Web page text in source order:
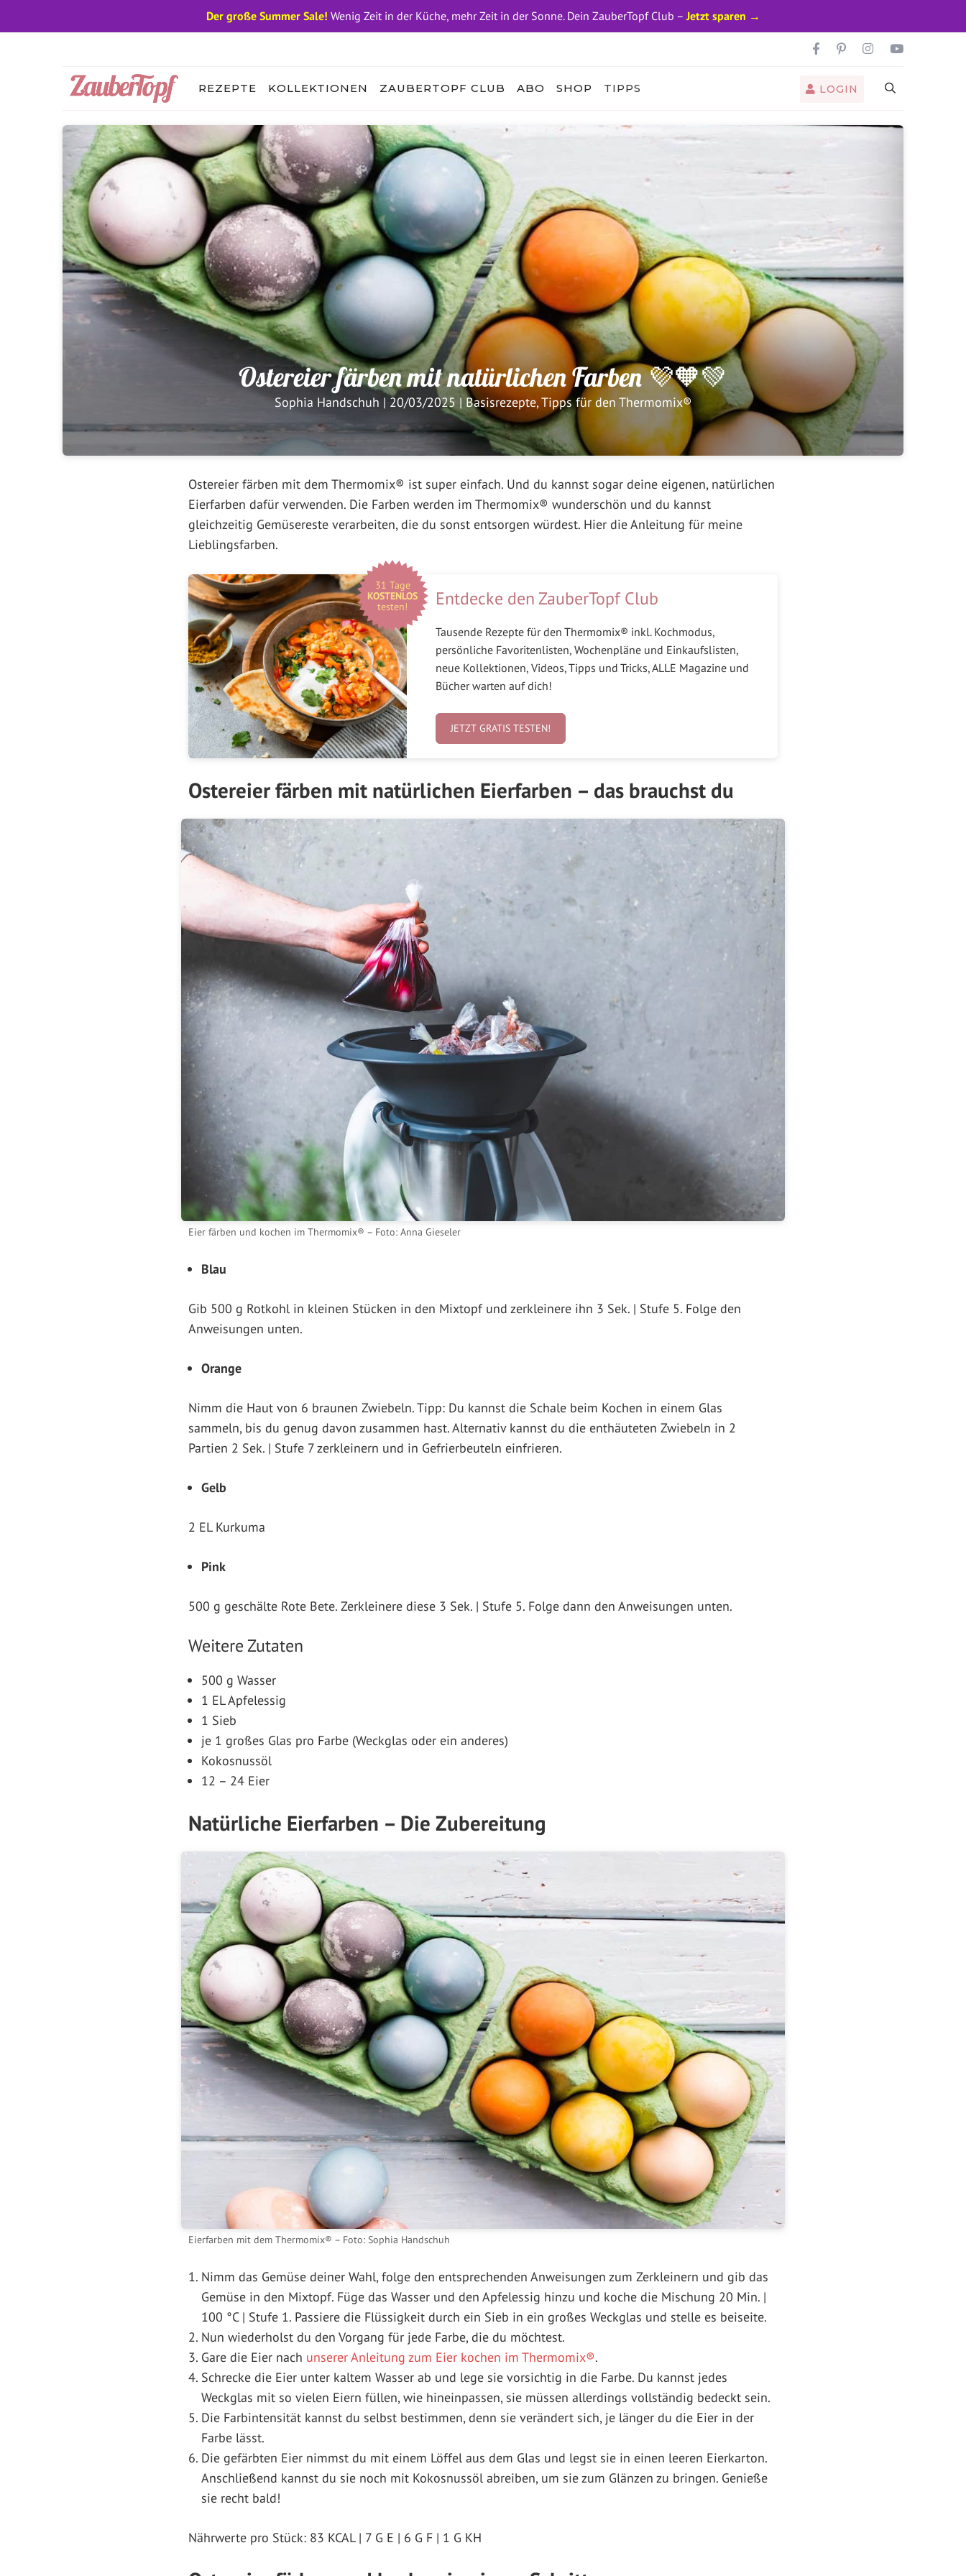
REZEPTE KOLLEKTIONEN ZAUBERTOPF CLUB ABO SHOP TIPPS LOGIN
Ostereier färben mit natürlichen Farben 💜🧡💚
Sophia Handschuh | 20/03/2025 | Basisrezepte,Tipps für den Thermomix®
Ostereier färben mit dem Thermomix® ist super einfach. Und du kannst sogar deine eigenen, natürlichen
Eierfarben dafür verwenden. Die Farben werden im Thermomix® wunderschön und du kannst
gleichzeitig Gemüsereste verarbeiten, die du sonst entsorgen würdest. Hier die Anleitung für meine
Lieblingsfarben.
31 Tage
KOSTENLOS
testen!
Entdecke den ZauberTopf Club
Tausende Rezepte für den Thermomix® inkl. Kochmodus,
persönliche Favoritenlisten, Wochenpläne und Einkaufslisten,
neue Kollektionen, Videos, Tipps und Tricks, ALLE Magazine und
Bücher warten auf dich!
JETZT GRATIS TESTEN!
Ostereier färben mit natürlichen Eierfarben – das brauchst du
Eier färben und kochen im Thermomix® – Foto: Anna Gieseler
Blau
Gib 500 g Rotkohl in kleinen Stücken in den Mixtopf und zerkleinere ihn 3 Sek. | Stufe 5. Folge den
Anweisungen unten.
Orange
Nimm die Haut von 6 braunen Zwiebeln. Tipp: Du kannst die Schale beim Kochen in einem Glas
sammeln, bis du genug davon zusammen hast. Alternativ kannst du die enthäuteten Zwiebeln in 2
Partien 2 Sek. | Stufe 7 zerkleinern und in Gefrierbeuteln einfrieren.
Gelb
2 EL Kurkuma
Pink
500 g geschälte Rote Bete. Zerkleinere diese 3 Sek. | Stufe 5. Folge dann den Anweisungen unten.
Weitere Zutaten
500 g Wasser
1 EL Apfelessig
1 Sieb
je 1 großes Glas pro Farbe (Weckglas oder ein anderes)
Kokosnussöl
12 – 24 Eier
Natürliche Eierfarben – Die Zubereitung
Eierfarben mit dem Thermomix® – Foto: Sophia Handschuh
Nimm das Gemüse deiner Wahl, folge den entsprechenden Anweisungen zum Zerkleinern und gib das
Gemüse in den Mixtopf. Füge das Wasser und den Apfelessig hinzu und koche die Mischung 20 Min. |
100 °C | Stufe 1. Passiere die Flüssigkeit durch ein Sieb in ein großes Weckglas und stelle es beiseite.
Nun wiederholst du den Vorgang für jede Farbe, die du möchtest.
Gare die Eier nach unserer Anleitung zum Eier kochen im Thermomix®.
Schrecke die Eier unter kaltem Wasser ab und lege sie vorsichtig in die Farbe. Du kannst jedes
Weckglas mit so vielen Eiern füllen, wie hineinpassen, sie müssen allerdings vollständig bedeckt sein.
Die Farbintensität kannst du selbst bestimmen, denn sie verändert sich, je länger du die Eier in der
Farbe lässt.
Die gefärbten Eier nimmst du mit einem Löffel aus dem Glas und legst sie in einen leeren Eierkarton.
Anschließend kannst du sie noch mit Kokosnussöl abreiben, um sie zum Glänzen zu bringen. Genieße
sie recht bald!
Nährwerte pro Stück: 83 KCAL | 7 G E | 6 G F | 1 G KH
Der große Summer Sale! Wenig Zeit in der Küche, mehr Zeit in der Sonne. Dein ZauberTopf Club –Jetzt sparen →